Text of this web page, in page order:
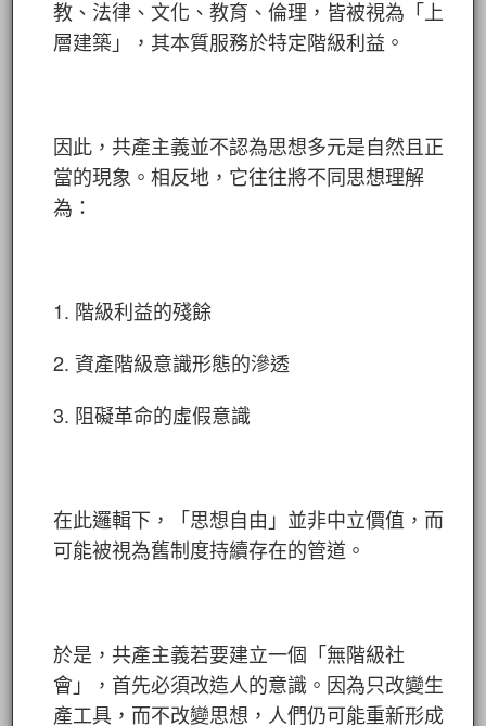
教、法律、文化、教育、倫理，皆被視為「上
層建築」，其本質服務於特定階級利益。
因此，共產主義並不認為思想多元是自然且正
當的現象。相反地，它往往將不同思想理解
為：
1. 階級利益的殘餘
2. 資產階級意識形態的滲透
3. 阻礙革命的虛假意識
在此邏輯下，「思想自由」並非中立價值，而
可能被視為舊制度持續存在的管道。
於是，共產主義若要建立一個「無階級社
會」，首先必須改造人的意識。因為只改變生
產工具，而不改變思想，人們仍可能重新形成